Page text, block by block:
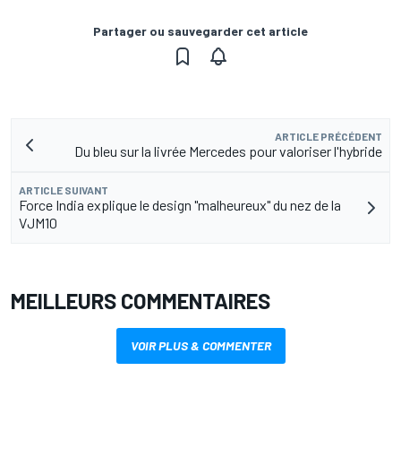
Partager ou sauvegarder cet article
ARTICLE PRÉCÉDENT
Du bleu sur la livrée Mercedes pour valoriser l'hybride
ARTICLE SUIVANT
Force India explique le design "malheureux" du nez de la
VJM10
MEILLEURS COMMENTAIRES
VOIR PLUS & COMMENTER